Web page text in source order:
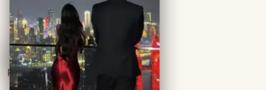
Full